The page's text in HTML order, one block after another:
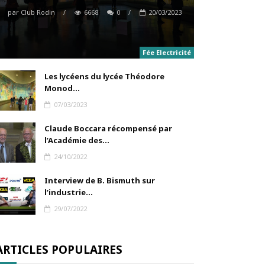
Fée Electricité
par Club Rodin / 6668 0 / 20/03/2023
Les lycéens du lycée Théodore
Monod...
07/03/2023
Claude Boccara récompensé par
l’Académie des...
24/10/2022
Interview de B. Bismuth sur
l’industrie...
29/07/2022
POPULAIRES